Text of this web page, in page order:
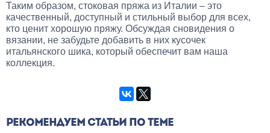
Таким образом, стоковая пряжа из Италии – это
качественный, доступный и стильный выбор для всех,
кто ценит хорошую пряжу. Обсуждая сновидения о
вязании, не забудьте добавить в них кусочек
итальянского шика, который обеспечит вам наша
коллекция.
РЕКОМЕНДУЕМ СТАТЬИ ПО ТЕМЕ